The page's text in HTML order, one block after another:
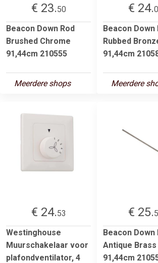
€ 23.50
Beacon Down Rod
Brushed Chrome
91,44cm 210555
Meerdere shops
€ 24.
Beacon Down
Rubbed
91,44cm
Meerdere
€ 24.53
Westinghouse
Muurschakelaar voor
plafondventilator, 4
€ 25.
Beacon Down
Antique Brass
91,44cm